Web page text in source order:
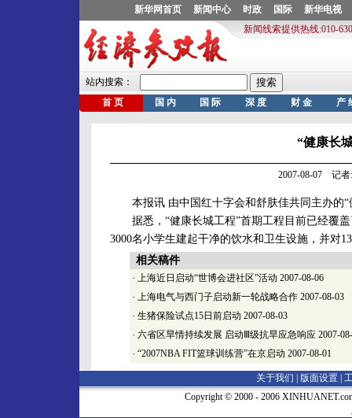
“健康长
2007-08-07 记者
本报讯 由中国红十字会和舒肤佳共同主办的“
据悉，“健康长城工程”首期工程目前已经覆盖
3000名小学生建起干净的饮水和卫生设施，并对
相关稿件
· 上海近日启动“世博会进社区”活动 2007-08-06
· 上海电气与西门子启动新一轮战略合作 2007-08-03
· 生猪保险试点15日前启动 2007-08-03
· 六省区旱情持续发展 启动Ⅲ级抗旱应急响应 2007-
· “2007NBA FIT篮球训练营”在京启动 2007-08-01
关于我们 | 版面设置
Copyright © 2000 - 2006